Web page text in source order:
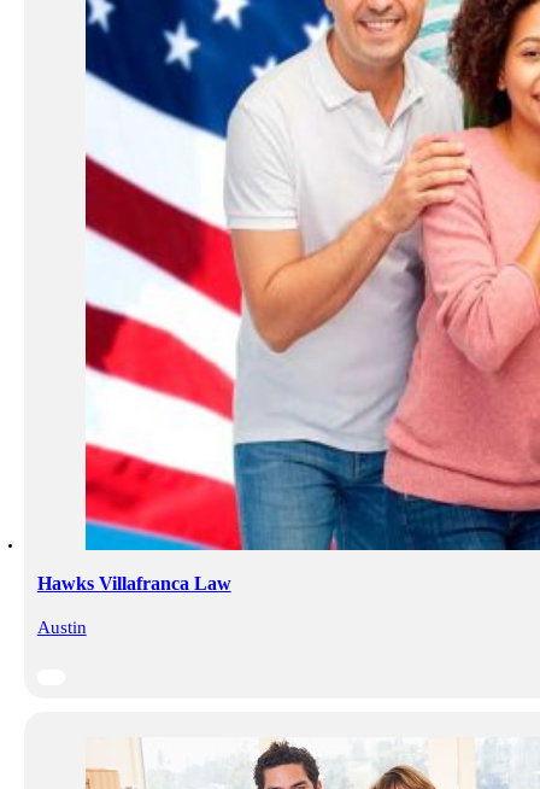
Hawks Villafranca Law
Austin